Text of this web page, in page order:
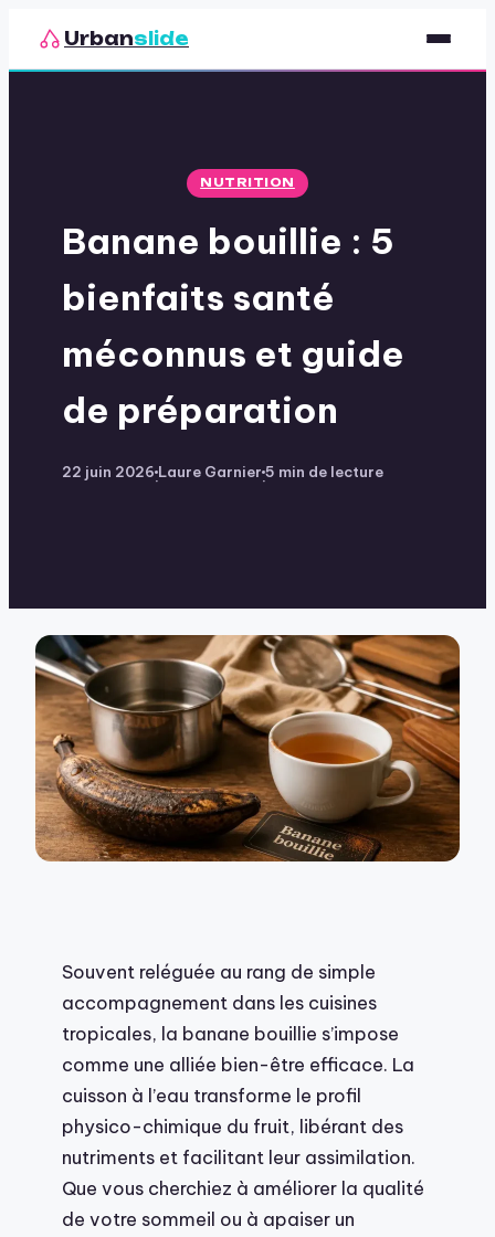
Urbanslide
Santé & Bien-être
Loisirs
NUTRITION
Banane bouillie : 5
bienfaits santé
méconnus et guide
de préparation
22 juin 2026
·
Laure Garnier
·
5 min de lecture
Souvent reléguée au rang de simple
accompagnement dans les cuisines
tropicales, la banane bouillie s’impose
comme une alliée bien-être efficace. La
cuisson à l’eau transforme le profil
physico-chimique du fruit, libérant des
nutriments et facilitant leur assimilation.
Que vous cherchiez à améliorer la qualité
de votre sommeil ou à apaiser un